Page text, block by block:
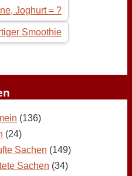
Joghurt = ?
(136)
(24)
Sachen (149)
Sachen (34)